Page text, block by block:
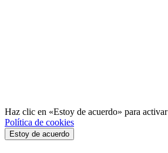
Haz clic en «Estoy de acuerdo» para
Política de cookies
Estoy de acuerdo